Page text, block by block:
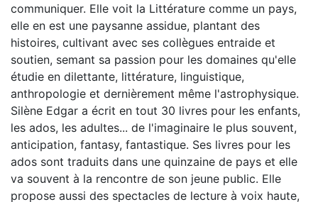
communiquer. Elle voit la Littérature comme un pays,
elle en est une paysanne assidue, plantant des
histoires, cultivant avec ses collègues entraide et
soutien, semant sa passion pour les domaines qu'elle
étudie en dilettante, littérature, linguistique,
anthropologie et dernièrement même l'astrophysique.
Silène Edgar a écrit en tout 30 livres pour les enfants,
les ados, les adultes... de l'imaginaire le plus souvent,
anticipation, fantasy, fantastique. Ses livres pour les
ados sont traduits dans une quinzaine de pays et elle
va souvent à la rencontre de son jeune public. Elle
propose aussi des spectacles de lecture à voix haute,